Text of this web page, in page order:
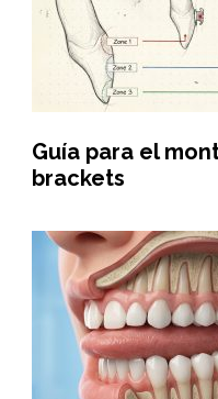
Guía para el
brackets